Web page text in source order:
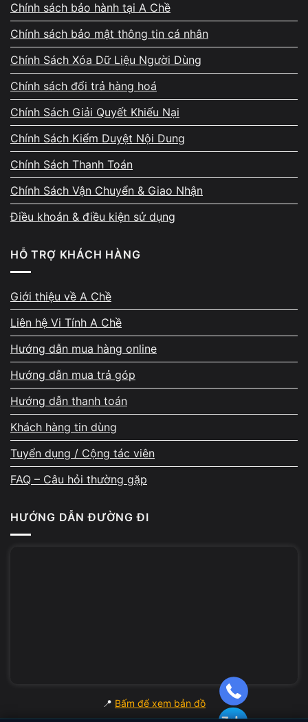
Bảo hành theo từng hạng mục
– hỗ trợ kiểm tra lại miễn phí
Mỗi phần sửa chữa đều có chính sách bảo
hành tương ứng. Nếu máy phát sinh biểu hiện
bất thường sau sửa, kỹ thuật sẵn sàng kiểm
tra lại miễn phí và hỗ trợ xử lý đến khi thiết
bị hoạt động ổn định. Chính sách rõ ràng này
giúp khách yên tâm sử dụng máy lâu dài.
Bảo vệ dữ liệu cá nhân – tuyệt
đối không xâm phạm riêng tư
Dữ liệu của khách luôn được bảo đảm an
toàn. Kỹ thuật chỉ thao tác đúng phạm vi sửa
chữa, không truy cập folder, hình ảnh, tài
khoản, email hoặc bất kỳ dữ liệu riêng tư nào.
Nếu cần, cửa hàng hỗ trợ backup trước khi
sửa để khách không mất dữ liệu quan trọng.
rất đều, nhiều khách khen về kỹ thuật chuyên
sâu, cách giải thích rõ ràng, thái độ hỗ trợ
Chính sách bảo hành tại A Chề
Chính sách bảo mật thông tin cá nhân
Chính Sách Xóa Dữ Liệu Người Dùng
Chính sách đổi trả hàng hoá
Chính Sách Giải Quyết Khiếu Nại
Chính Sách Kiểm Duyệt Nội Dung
Chính Sách Thanh Toán
Chính Sách Vận Chuyển & Giao Nhận
Điều khoản & điều kiện sử dụng
HỖ TRỢ KHÁCH HÀNG
Giới thiệu về A Chề
Liên hệ Vi Tính A Chề
Hướng dẫn mua hàng online
Hướng dẫn mua trả góp
Hướng dẫn thanh toán
Khách hàng tin dùng
Tuyển dụng / Cộng tác viên
FAQ – Câu hỏi thường gặp
HƯỚNG DẪN ĐƯỜNG ĐI
📍 Bấm để xem bản đồ